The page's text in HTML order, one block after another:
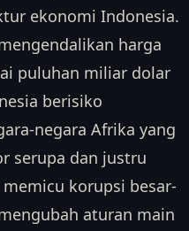
ekonomi Indonesia.
harga
puluhan miliar dolar
berisiko
negara Afrika yang
serupa dan justru
korupsi besar-
aturan main